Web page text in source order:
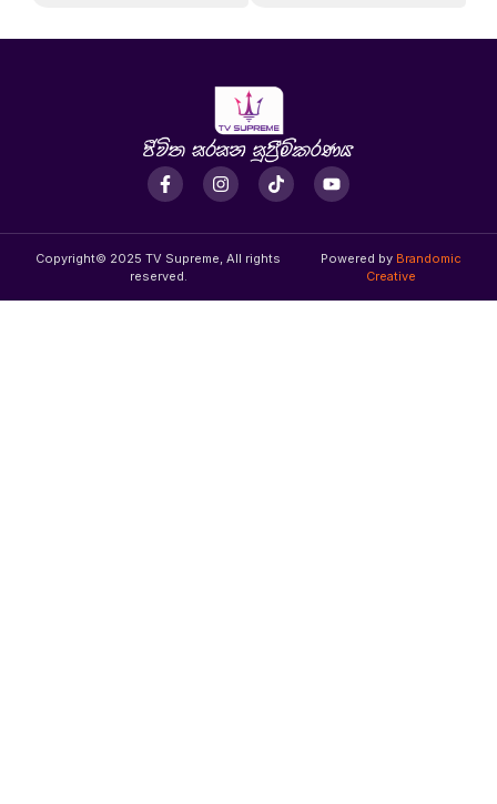
Copyright© 2025 TV Supreme, All rights
reserved.
Powered by Brandomic
Creative